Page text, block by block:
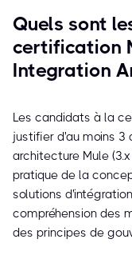
Quels sont
certification
Integration
Les candidats à la
justifier d'au moins 3
architecture Mule
pratique de la
solutions
compréhension des
des principes de